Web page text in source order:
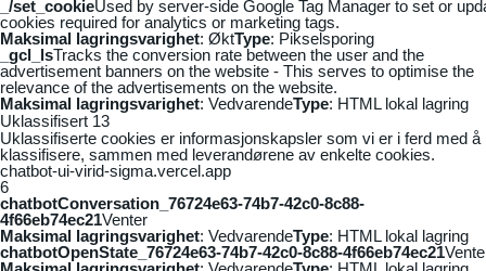
_/set_cookieUsed by server-side Google Tag Manager to set or
cookies required for analytics or marketing tags.
Maksimal lagringsvarighet: ØktType: Pikselsporing
_gcl_lsTracks the conversion rate between the user and the
advertisement banners on the website - This serves to optimise the
relevance of the advertisements on the website.
Maksimal lagringsvarighet: VedvarendeType: HTML lokal lagring
Uklassifisert 13
Uklassifiserte cookies er informasjonskapsler som vi er i ferd med å
klassifisere, sammen med leverandørene av enkelte cookies.
chatbot-ui-virid-sigma.vercel.app
6
chatbotConversation_76724e63-74b7-42c0-8c88-
4f66eb74ec21Venter
Maksimal lagringsvarighet: VedvarendeType: HTML lokal lagring
chatbotOpenState_76724e63-74b7-42c0-8c88-4f66eb74ec21